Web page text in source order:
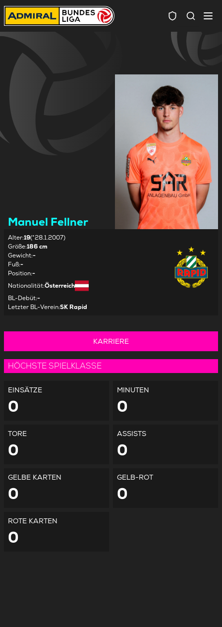
Manuel Fellner
Alter:19(*28.1.2007)
Größe:186 cm
Gewicht:-
Fuß:-
Position:-
Nationalität:Österreich
BL-Debüt:-
Letzter BL-Verein:SK Rapid
KARRIERE
HÖCHSTE SPIELKLASSE
EINSÄTZE
0
MINUTEN
0
TORE
0
ASSISTS
0
GELBE KARTEN
0
GELB-ROT
0
ROTE KARTEN
0